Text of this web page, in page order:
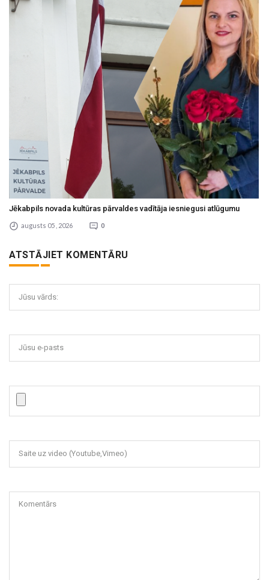
Jēkabpils novada kultūras pārvaldes vadītāja iesniegusi atlūgumu
augusts 05 , 2026 0
ATSTĀJIET KOMENTĀRU
Jūsu vārds:
Jūsu e-pasts
Saite uz video (Youtube,Vimeo)
Komentārs